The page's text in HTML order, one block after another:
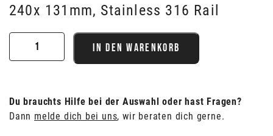
240x 131mm, Stainless 316 Rail
Sattel
Race
IN DEN WARENKORB
Du brauchts Hilfe bei der Auswahl oder hast Fragen?
Dann melde dich bei uns, wir beraten dich gerne.